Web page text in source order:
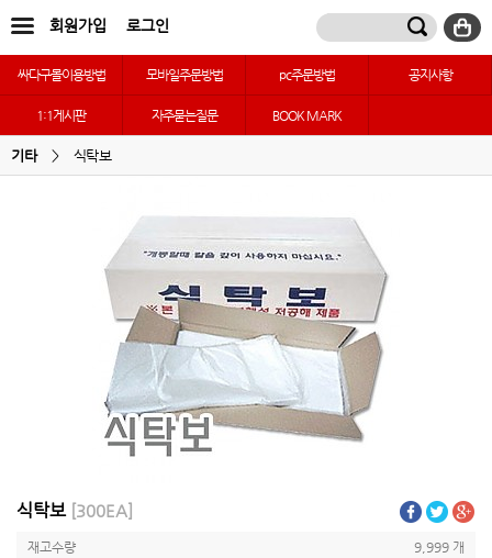
회원가입 로그인
싸다구몰이용방법 모바일주문방법 pc주문방법 공지사항
1:1게시판 자주묻는질문 BOOK MARK
기타 > 식탁보
식탁보 [300EA]
재고수량
9,999 개